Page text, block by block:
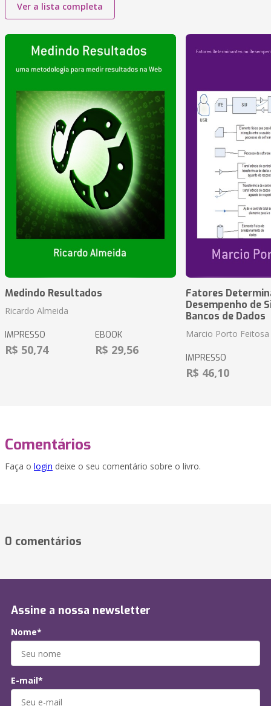
Ver a lista completa
Medindo Resultados
Ricardo Almeida
IMPRESSO
R$ 50,74
EBOOK
R$ 29,56
Fatores
Desempenho de
Bancos de Dados
Marcio Porto Feitosa
IMPRESSO
R$ 46,10
Comentários
Faça o login deixe o seu comentário sobre o livro.
0 comentários
Assine a nossa newsletter
Nome*
E-mail*